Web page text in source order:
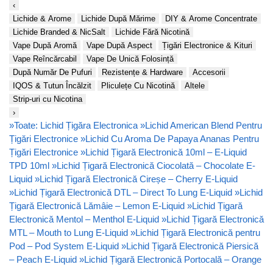
‹
Lichide & Arome
Lichide După Mărime
DIY & Arome Concentrate
Lichide Branded & NicSalt
Lichide Fără Nicotină
Vape După Aromă
Vape După Aspect
Țigări Electronice & Kituri
Vape Reîncărcabil
Vape De Unică Folosință
După Număr De Pufuri
Rezistențe & Hardware
Accesorii
IQOS & Tutun Încălzit
Pliculețe Cu Nicotină
Altele
Strip-uri cu Nicotina
›
»Toate: Lichid Țigăra Electronica »Lichid American Blend Pentru
Țigări Electronice »Lichid Cu Aroma De Papaya Ananas Pentru
Țigări Electronice »Lichid Țigară Electronică 10ml – E-Liquid
TPD 10ml »Lichid Țigară Electronică Ciocolată – Chocolate E-
Liquid »Lichid Țigară Electronică Cireșe – Cherry E-Liquid
»Lichid Țigară Electronică DTL – Direct To Lung E-Liquid »Lichid
Țigară Electronică Lămâie – Lemon E-Liquid »Lichid Țigară
Electronică Mentol – Menthol E-Liquid »Lichid Țigară Electronică
MTL – Mouth to Lung E-Liquid »Lichid Țigară Electronică pentru
Pod – Pod System E-Liquid »Lichid Țigară Electronică Piersică
– Peach E-Liquid »Lichid Țigară Electronică Portocală – Orange